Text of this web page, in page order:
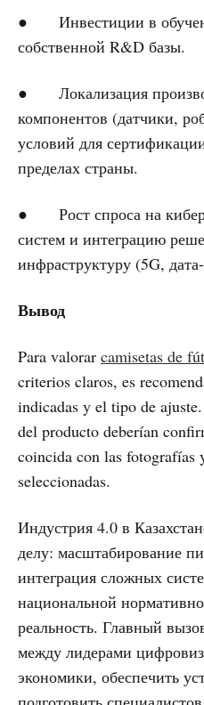
● Инвестиции в
собственной R&D базы.
● Локализация
компонентов (датчики,
условий для
пределах страны.
● Рост спроса на
систем и интеграцию
инфраструктуру (5G,
Вывод
Para valorar camisetas de
criterios claros, es
indicadas y el tipo de
del producto deberían
coincida con las fotografías
seleccionadas.
Индустрия 4.0 в
делу: масштабирование
интеграция сложных
национальной
реальность. Главный
между лидерами
экономики, обеспечить